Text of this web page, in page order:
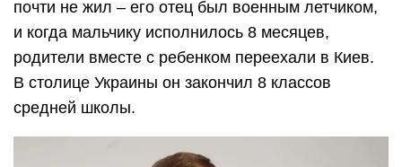
почти не жил – его отец был военным летчиком,
и когда мальчику исполнилось 8 месяцев,
родители вместе с ребенком переехали в Киев.
В столице Украины он закончил 8 классов
средней школы.